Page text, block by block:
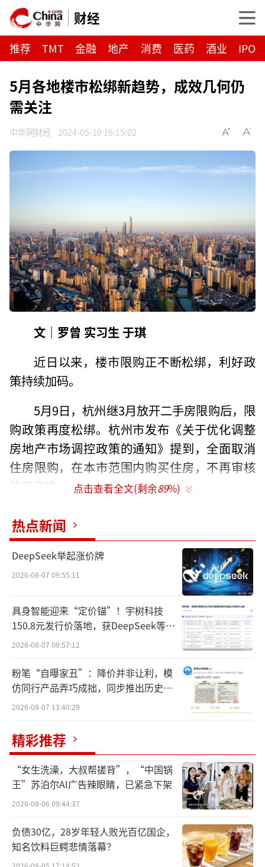
财经
推荐 TMT 金融 地产 消费 医药 酒业 IPO
5月各地楼市松绑新趋势，成效几何仍
需关注
中华网财经 2024-05-10 16:15:02
文｜罗曾 实习生 于琪
近日以来，楼市限购正不断松绑，利好政
策持续加码。
5月9日，杭州继3月放开二手房限购后，限
购政策再度松绑。杭州市发布《关于优化调整
房地产市场调控政策的通知》提到，全面取消
住房限购，在本市范围内购买住房，不再审核
购房资格。
同日，陕西省西安市发布通知宣布，全面
取消住房限购措施，居民家庭在全市范围内购
买新建商品住房、二手住房不再审核购房资
格。
中新财经梳理发现，截至目前，全国仍保
留住房限购的省份或城市，除北上广深四个一
线城市外，仅剩海南省、天津市仍处于部分放
松绑热潮
五一前后，楼市迎来一波限购松绑浪潮。
时间追溯到4月30日，也就是节前的最后一
天，京津限购调整的重磅消息来袭。北京市住
建委发布调整住房限购政策通知提出，在执行
现有住房限购政策的基础上，允许已拥有住房
达到限购套数的居民家庭，到五环外新购一套
住房。值得注意的是，此次是北京继2011年起
执行的住房限购政策时隔13年来的首次调整。
点击查看全文(剩余89%)
热点新闻
DeepSeek举起涨价牌
2026-08-07 09:55:11
具身智能迎来“定价锚”！宇树科技
150.8元发行价落地，获DeepSeek等豪
华战配加持
2026-08-07 09:57:12
粉笔“自曝家丑”：降价并非让利，模
仿同行产品弄巧成拙，同步推出历史学
员退费方案
2026-08-07 13:40:29
精彩推荐
“女生洗澡，大叔帮搓背”，“中国锅
王”苏泊尔AI广告辣眼睛，已紧急下架
2026-08-06 09:44:37
负债30亿，28岁年轻人败光百亿国企，
知名饮料巨鳄悲情落幕？